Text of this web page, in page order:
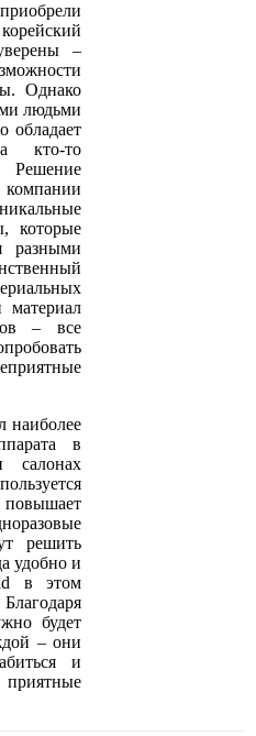
–
Однако
людьми
обладает
кто-то
Решение
которые
разными
– все
наиболее
в
салонах
решить
удобно и
в этом
будет
– они
и